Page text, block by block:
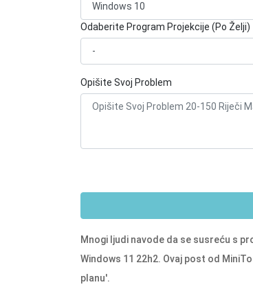
Odaberite Program Projekcije (Po Želji)
Opišite Svoj Problem
Mnogi ljudi navode da se susreću s
Windows 11 22h2. Ovaj post od
planu'.